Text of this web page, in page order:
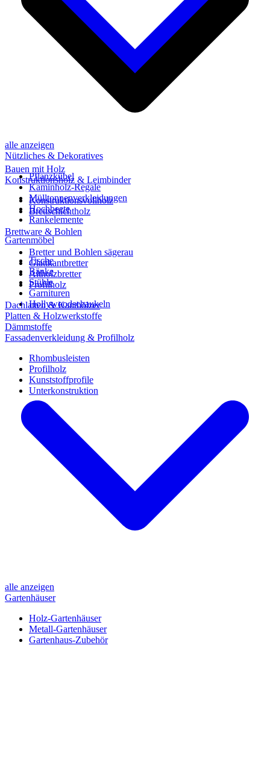
alle anzeigen
Nützliches & Dekoratives
Pflanzkübel
Kaminholz-Regale
Mülltonnenverkleidungen
Hochbeete
Rankelemente
Gartenmöbel
Tische
Bänke
Stühle
Garnituren
Hollywoodschaukeln
alle anzeigen
Gartenhäuser
Holz-Gartenhäuser
Metall-Gartenhäuser
Gartenhaus-Zubehör
Bauen mit Holz
Konstruktionsholz & Leimbinder
Konstruktionsvollholz
Brettschichtholz
Brettware & Bohlen
Bretter und Bohlen sägerau
Glattkantbretter
Altholzbretter
Profilholz
Dachlatten & Kanthölzer
Platten & Holzwerkstoffe
Dämmstoffe
Fassadenverkleidung & Profilholz
Rhombusleisten
Profilholz
Kunststoffprofile
Unterkonstruktion